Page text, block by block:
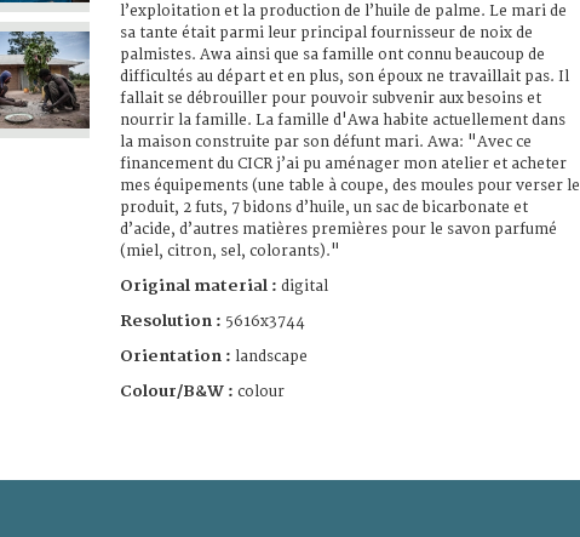
l’exploitation et la production de l’huile de palme. Le mari de
sa tante était parmi leur principal fournisseur de noix de
palmistes. Awa ainsi que sa famille ont connu beaucoup de
difficultés au départ et en plus, son époux ne travaillait pas. Il
fallait se débrouiller pour pouvoir subvenir aux besoins et
nourrir la famille. La famille d'Awa habite actuellement dans
la maison construite par son défunt mari. Awa: "Avec ce
financement du CICR j’ai pu aménager mon atelier et acheter
mes équipements (une table à coupe, des moules pour verser le
produit, 2 futs, 7 bidons d’huile, un sac de bicarbonate et
d’acide, d’autres matières premières pour le savon parfumé
(miel, citron, sel, colorants)."
Original material : digital
Resolution : 5616x3744
Orientation : landscape
Colour/B&W : colour